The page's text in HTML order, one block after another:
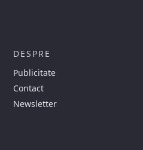
DESPRE
Publicitate
Contact
Newsletter